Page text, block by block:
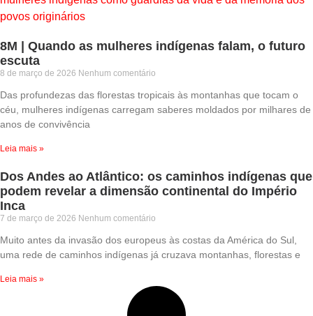
8M | Quando as mulheres indígenas falam, o futuro
escuta
8 de março de 2026 Nenhum comentário
Das profundezas das florestas tropicais às montanhas que tocam o
céu, mulheres indígenas carregam saberes moldados por milhares de
anos de convivência
Leia mais »
Dos Andes ao Atlântico: os caminhos indígenas que
podem revelar a dimensão continental do Império
Inca
7 de março de 2026 Nenhum comentário
Muito antes da invasão dos europeus às costas da América do Sul,
uma rede de caminhos indígenas já cruzava montanhas, florestas e
Leia mais »